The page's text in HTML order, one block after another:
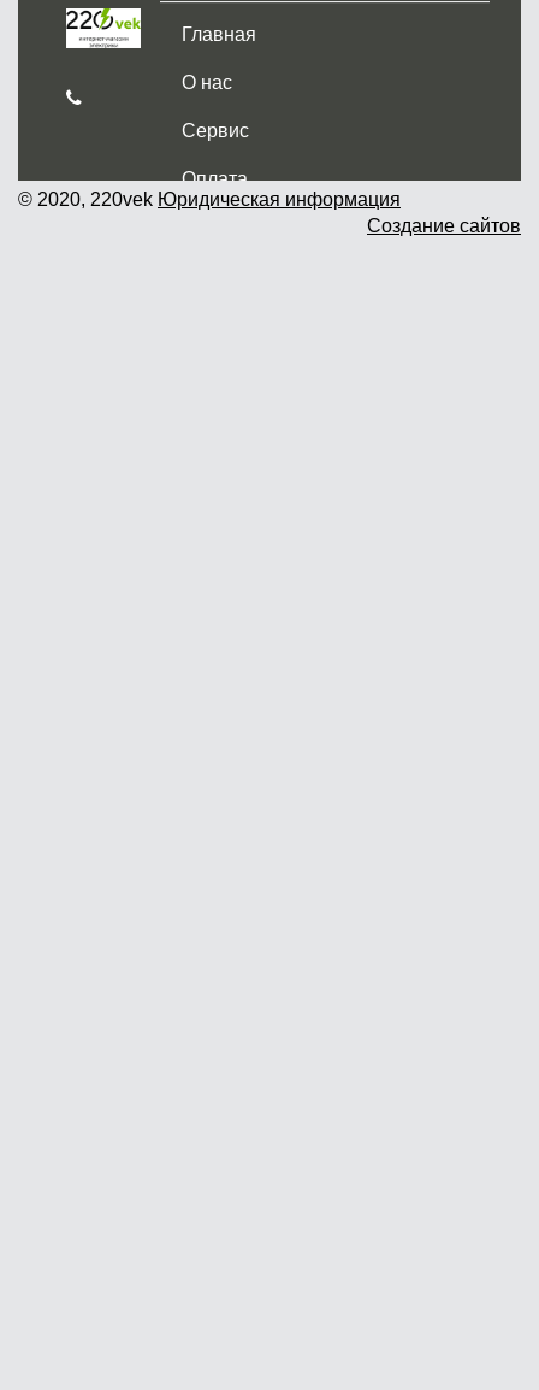
Главная
О нас
Сервис
Оплата
Доставка и самовывоз
© 2020, 220vek Юридическая информация
Создание сайтов